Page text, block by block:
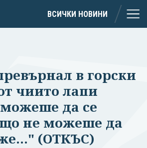
ВСИЧКИ НОВИНИ
в горски
чиито лапи
да се
не можеше да
(ОТКЪС)